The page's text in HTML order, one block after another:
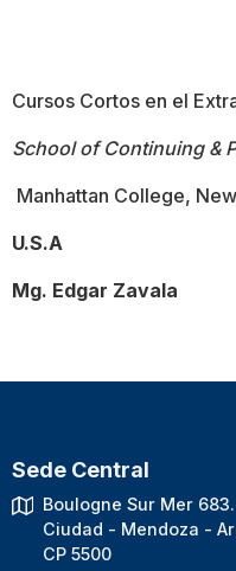
Cursos Cortos en el
School of Continuing &
Manhattan College,
U.S.A
Mg. Edgar Zavala
Sede Central
Boulogne Sur Mer 683.
Ciudad - Mendoza -
CP 5500